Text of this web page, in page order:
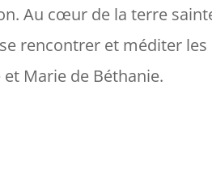
Au cœur de la terre
rencontrer et méditer
Marie de Béthanie.